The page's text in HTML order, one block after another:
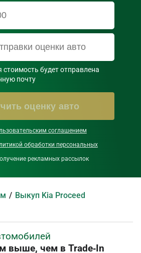
стоимость будет отправлена
почту
оценку авто
согласиться со всеми
и условиями ниже
соглашением
обработки персональных
рекламных рассылок
Выкуп Kia Proceed
выше, чем в Trade‑In